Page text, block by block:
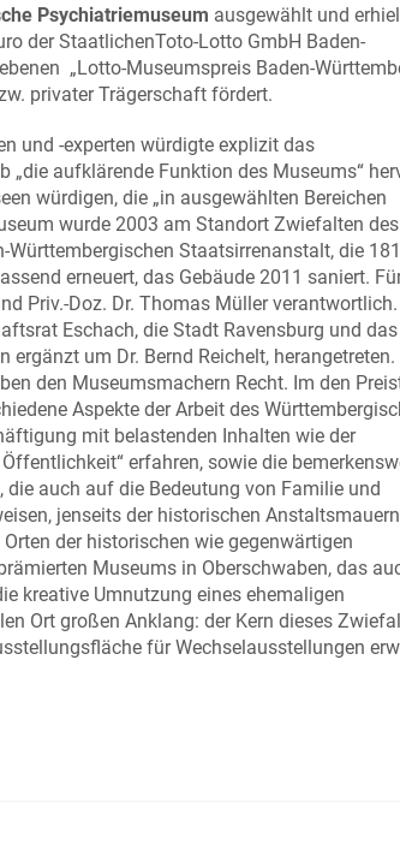
Psychiatriemuseum ausgewählt und
der StaatlichenToto-Lotto GmbH Baden-
„Lotto-Museumspreis Baden-
privater Trägerschaft fördert.
und -experten würdigte explizit das
„die aufklärende Funktion des Museums“
würdigen, die „in ausgewählten Bereichen
wurde 2003 am Standort Zwiefalten
Staatsirrenanstalt, die
erneuert, das Gebäude 2011 saniert.
Priv.-Doz. Dr. Thomas Müller
Eschach, die Stadt Ravensburg und das
um Dr. Bernd Reichelt, herangetreten.
den Museumsmachern Recht. Im den
Aspekte der Arbeit des
mit belastenden Inhalten wie der
erfahren, sowie die
die auch auf die Bedeutung von Familie und
jenseits der historischen
der historischen wie gegenwärtigen
Museums in Oberschwaben, das
kreative Umnutzung eines ehemaligen
Ort großen Anklang: der Kern dieses
für Wechselausstellungen